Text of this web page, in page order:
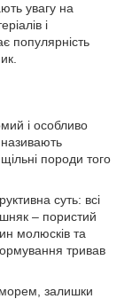
увагу на
і
популярність
і особливо
породи того
суть: всі
– пористий
молюсків та
тривав
морем, залишки